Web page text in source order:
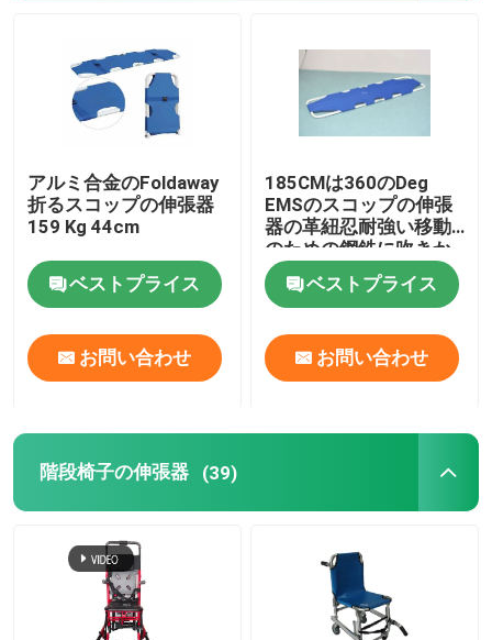
外科手術台
Obstetricベッド
緊急の移動式伸張器
アルミ合金のFoldaway
折るスコップの伸張器
159 Kg 44cm
ベストプライス
お問い合わせ
185CMは360のDeg
EMSのスコップの伸張
器の革紐忍耐強い移動
のための鋼鉄に吹きか
ける
ベストプライス
お問い合わせ
階段椅子の伸張器 (39)